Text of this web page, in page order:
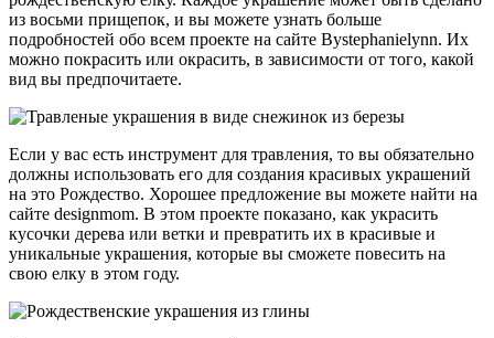
из восьми прищепок, и вы можете узнать больше
подробностей обо всем проекте на сайте Bystephanielynn. Их
можно покрасить или окрасить, в зависимости от того, какой
вид вы предпочитаете.
Если у вас есть инструмент для травления, то вы обязательно
должны использовать его для создания красивых украшений
на это Рождество. Хорошее предложение вы можете найти на
сайте designmom. В этом проекте показано, как украсить
кусочки дерева или ветки и превратить их в красивые и
уникальные украшения, которые вы сможете повесить на
свою елку в этом году.